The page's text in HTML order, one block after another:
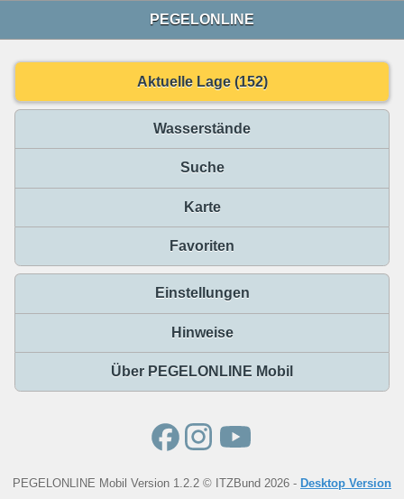
PEGELONLINE
Aktuelle Lage (152)
Wasserstände
Suche
Karte
Favoriten
Einstellungen
Hinweise
Über PEGELONLINE Mobil
PEGELONLINE Mobil Version 1.2.2 © ITZBund 2026 - Desktop Version